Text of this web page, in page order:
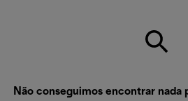
Não conseguimos encontrar nada